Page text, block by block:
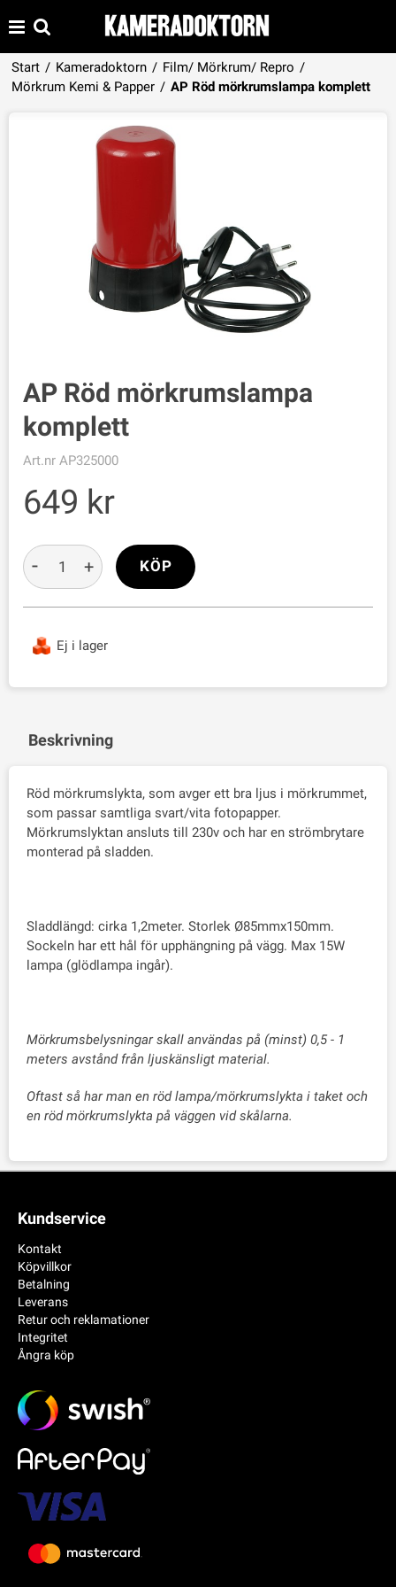
Start / Kameradoktorn / Film/ Mörkrum/ Repro /
Mörkrum Kemi & Papper / AP Röd mörkrumslampa komplett
Produkten har lagts i din varukorg
VISA VARUKORGEN
AP Röd mörkrumslampa
komplett
Art.nr AP325000
649
Ej i lager
- + KÖP
Beskrivning
Röd mörkrumslykta, som avger ett bra ljus i mörkrummet,
som passar samtliga svart/vita fotopapper.
Mörkrumslyktan ansluts till 230v och har en strömbrytare
monterad på sladden.
Sladdlängd: cirka 1,2meter. Storlek Ø85mmx150mm.
Sockeln har ett hål för upphängning på vägg. Max 15W
lampa (glödlampa ingår).
Mörkrumsbelysningar skall användas på (minst) 0,5 - 1
meters avstånd från ljuskänsligt material.
Oftast så har man en röd lampa/mörkrumslykta i taket och
en röd mörkrumslykta på väggen vid skålarna.
Kundservice
Kontakt
Köpvillkor
Betalning
Leverans
Retur och reklamationer
Integritet
Ångra köp